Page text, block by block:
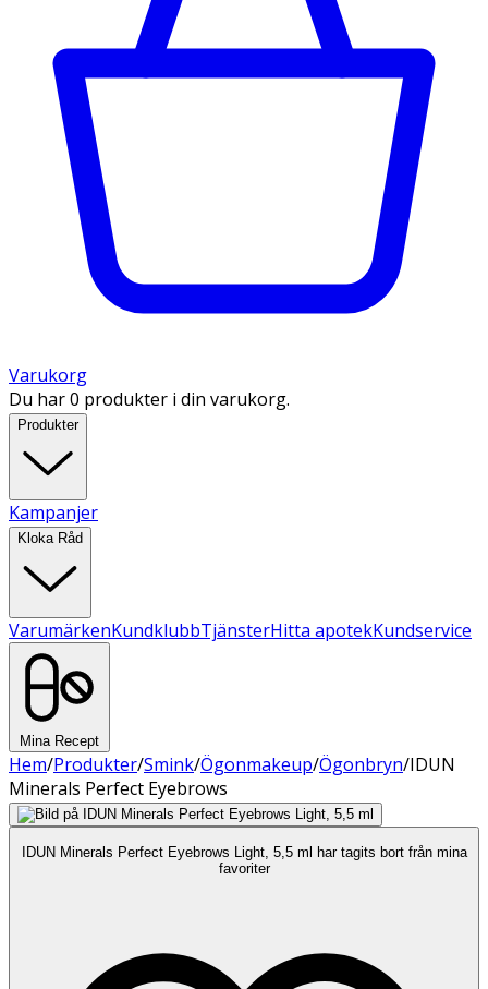
Varukorg
Du har 0 produkter i din varukorg.
Produkter
Kampanjer
Kloka Råd
VarumärkenKundklubbTjänsterHitta apotekKundservice
Mina Recept
Hem/Produkter/Smink/Ögonmakeup/Ögonbryn/IDUN
Minerals Perfect Eyebrows
IDUN Minerals Perfect Eyebrows Light, 5,5 ml har tagits bort från mina
favoriter